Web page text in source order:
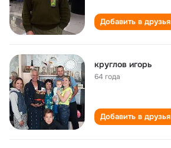
Добавить в друзья
круглов игорь
64 года
Добавить в друзья